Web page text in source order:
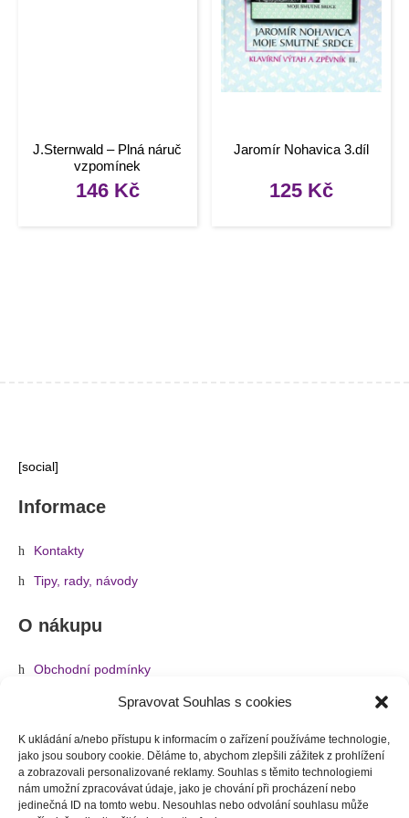
Spravovat Souhlas s cookies
K ukládání a/nebo přístupu k informacím o zařízení používáme technologie,
jako jsou soubory cookie. Děláme to, abychom zlepšili zážitek z prohlížení
a zobrazovali personalizované reklamy. Souhlas s těmito technologiemi
nám umožní zpracovávat údaje, jako je chování při procházení nebo
jedinečná ID na tomto webu. Nesouhlas nebo odvolání souhlasu může
J.Sternwald – Plná náruč
vzpomínek
146 Kč
Jaromír Nohavica 3.díl
125 Kč
[social]
Informace
Kontakty
Tipy, rady, návody
O nákupu
Obchodní podmínky
Reklamace a vrácení zboží
Ochrana osobních údajů
Zásady cookies (EU)